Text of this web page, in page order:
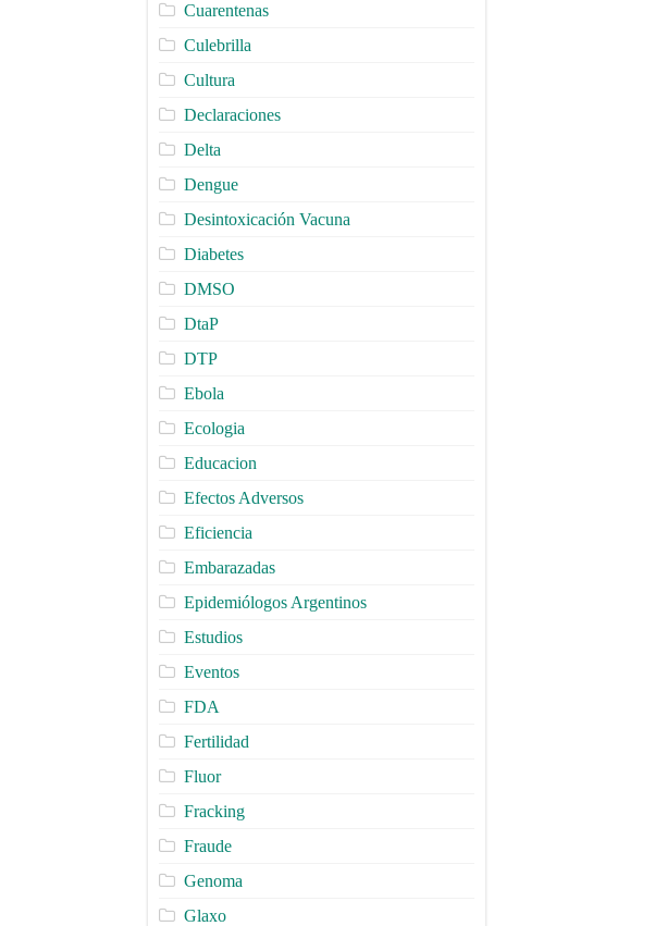
Cuarentenas
Culebrilla
Cultura
Declaraciones
Delta
Dengue
Desintoxicación Vacuna
Diabetes
DMSO
DtaP
DTP
Ebola
Ecologia
Educacion
Efectos Adversos
Eficiencia
Embarazadas
Epidemiólogos Argentinos
Estudios
Eventos
FDA
Fertilidad
Fluor
Fracking
Fraude
Genoma
Glaxo